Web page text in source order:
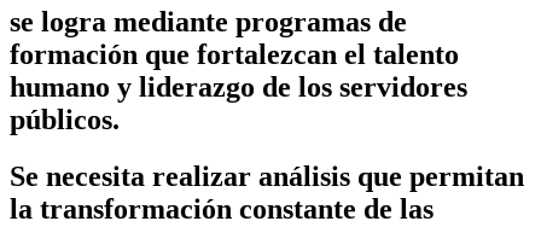
se logra mediante programas de
formación que fortalezcan el talento
humano y liderazgo de los servidores
públicos.
Se necesita realizar análisis que permitan
la transformación constante de las